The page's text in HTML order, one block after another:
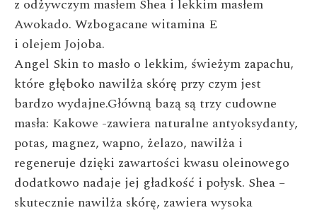
z odżywczym masłem Shea i lekkim masłem
Awokado. Wzbogacanewitamina E
i olejem Jojoba.
Angel Skin to masło o lekkim, świeżym zapachu,
które głęboko nawilża skórę przy czym jest
bardzo wydajne.Główną bazą są trzy cudowne
masła: Kakowe -zawiera naturalne antyoksydanty,
potas, magnez, wapno, żelazo, nawilża i
regeneruje dzięki zawartości kwasu oleinowego
dodatkowo nadaje jej gładkość i połysk. Shea –
skutecznie nawilża skórę, zawiera wysoka